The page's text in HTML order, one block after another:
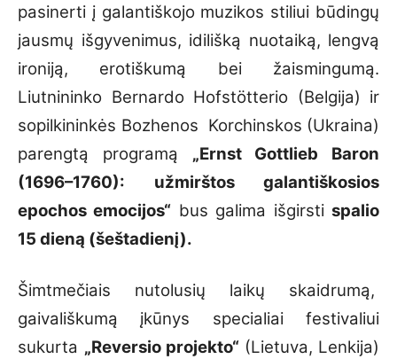
pasinerti į galantiškojo muzikos stiliui būdingų
jausmų išgyvenimus, idilišką nuotaiką, lengvą
ironiją, erotiškumą bei žaismingumą.
Liutnininko Bernardo Hofstötterio (Belgija) ir
sopilkininkės Bozhenos Korchinskos (Ukraina)
parengtą programą „Ernst Gottlieb Baron
(1696–1760): užmirštos galantiškosios
epochos emocijos“ bus galima išgirstispalio
15 dieną (šeštadienį).
Šimtmečiais nutolusių laikų skaidrumą,
gaivališkumą įkūnys specialiai festivaliui
sukurta „Reversio projekto“ (Lietuva, Lenkija)